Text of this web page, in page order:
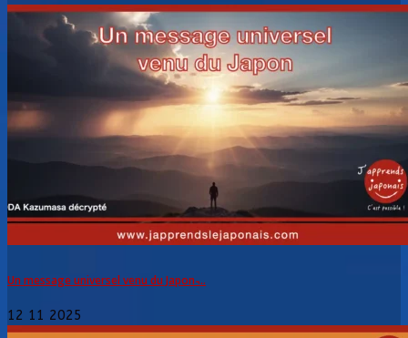
Un message universel venu du Japon ̵...
12 11 2025